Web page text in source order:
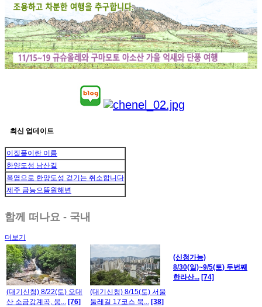
최신 업데이트
이질풀이란 이름
한양도성 남산길
폭염으로 한양도성 걷기는 취소합니다
제주 금능으뜸원해변
함께 떠나요 - 국내
더보기
(대기신청) 8/22(토) 오대
산 소금강계곡, 웅... [76]
(대기신청) 8/15(토) 서울
둘레길 17코스 북... [38]
(신청가능)
8/30(일)~9/5(토) 두번째
한라산... [74]